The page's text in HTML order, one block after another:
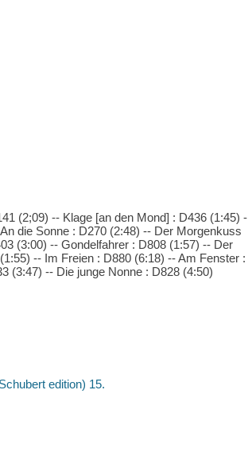
(2;09) -- Klage [an den Mond] : D436 (1:45) -
die Sonne : D270 (2:48) -- Der Morgenkuss
(3:00) -- Gondelfahrer : D808 (1:57) -- Der
-- Im Freien : D880 (6:18) -- Am Fenster :
(3:47) -- Die junge Nonne : D828 (4:50)
edition) 15.